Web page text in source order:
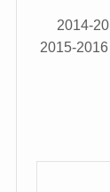
2014-
2015-